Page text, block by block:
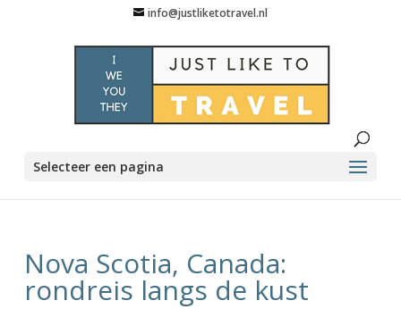
info@justliketotravel.nl
Selecteer een pagina
Nova Scotia, Canada:
rondreis langs de kust